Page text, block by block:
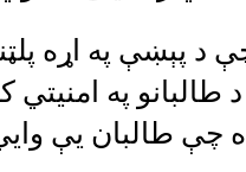
د پېښې په اړه
طالبانو په
چې طالبان یې